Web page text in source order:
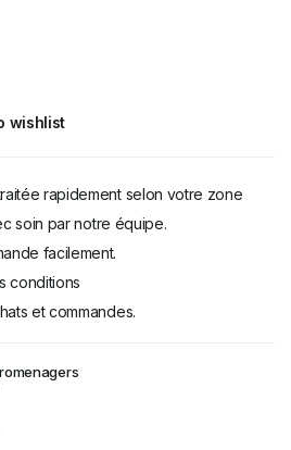
wishlist
rapidement selon votre zone
soin par notre équipe.
facilement.
conditions
et commandes.